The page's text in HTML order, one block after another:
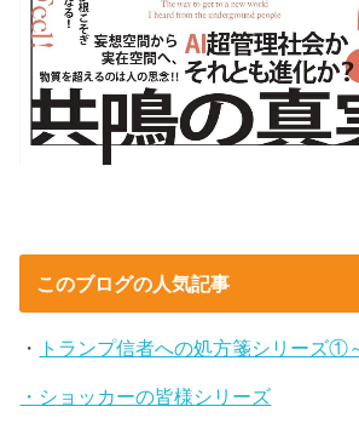
このブログの人気記事
・ トランプ信者への処方箋シリーズ
・ショッカーの皆様シリーズ